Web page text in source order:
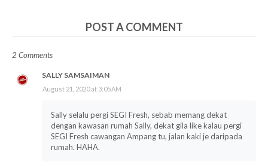
POST A COMMENT
2 Comments
SALLY SAMSAIMAN
August 21, 2020 at 3:05 AM
Sally selalu pergi SEGI Fresh, sebab memang dekat
dengan kawasan rumah Sally, dekat gila like kalau pergi
SEGI Fresh cawangan Ampang tu, jalan kaki je daripada
rumah. HAHA.